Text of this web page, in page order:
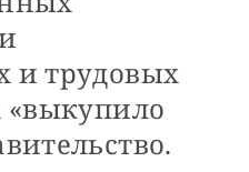
и трудовых
«выкупило